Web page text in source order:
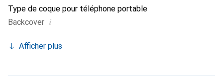
Type de coque pour téléphone portable
Backcover i
Afficher plus